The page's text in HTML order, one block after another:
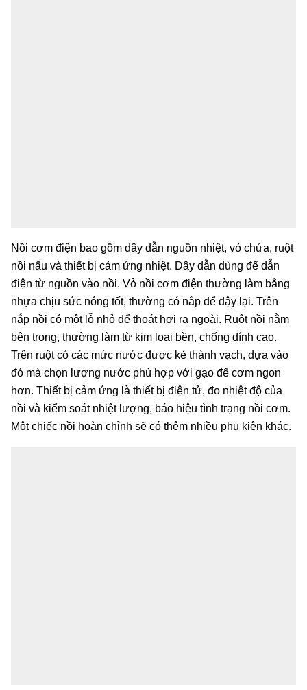
Nồi cơm điện bao gồm dây dẫn nguồn nhiệt, vỏ chứa, ruột
nồi nấu và thiết bị cảm ứng nhiệt. Dây dẫn dùng để dẫn
điện từ nguồn vào nồi. Vỏ nồi cơm điện thường làm bằng
nhựa chịu sức nóng tốt, thường có nắp để đậy lại. Trên
nắp nồi có một lỗ nhỏ để thoát hơi ra ngoài. Ruột nồi nằm
bên trong, thường làm từ kim loại bền, chống dính cao.
Trên ruột có các mức nước được kẻ thành vạch, dựa vào
đó mà chọn lượng nước phù hợp với gạo để cơm ngon
hơn. Thiết bị cảm ứng là thiết bị điện tử, đo nhiệt độ của
nồi và kiểm soát nhiệt lượng, báo hiệu tình trạng nồi cơm.
Một chiếc nồi hoàn chỉnh sẽ có thêm nhiều phụ kiện khác.